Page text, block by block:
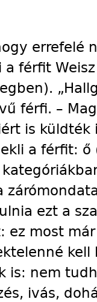
errefelé
férfit
férfi. –
is küldték
a férfit: ő
ezt a
ez most
kell
is: nem
ivás,